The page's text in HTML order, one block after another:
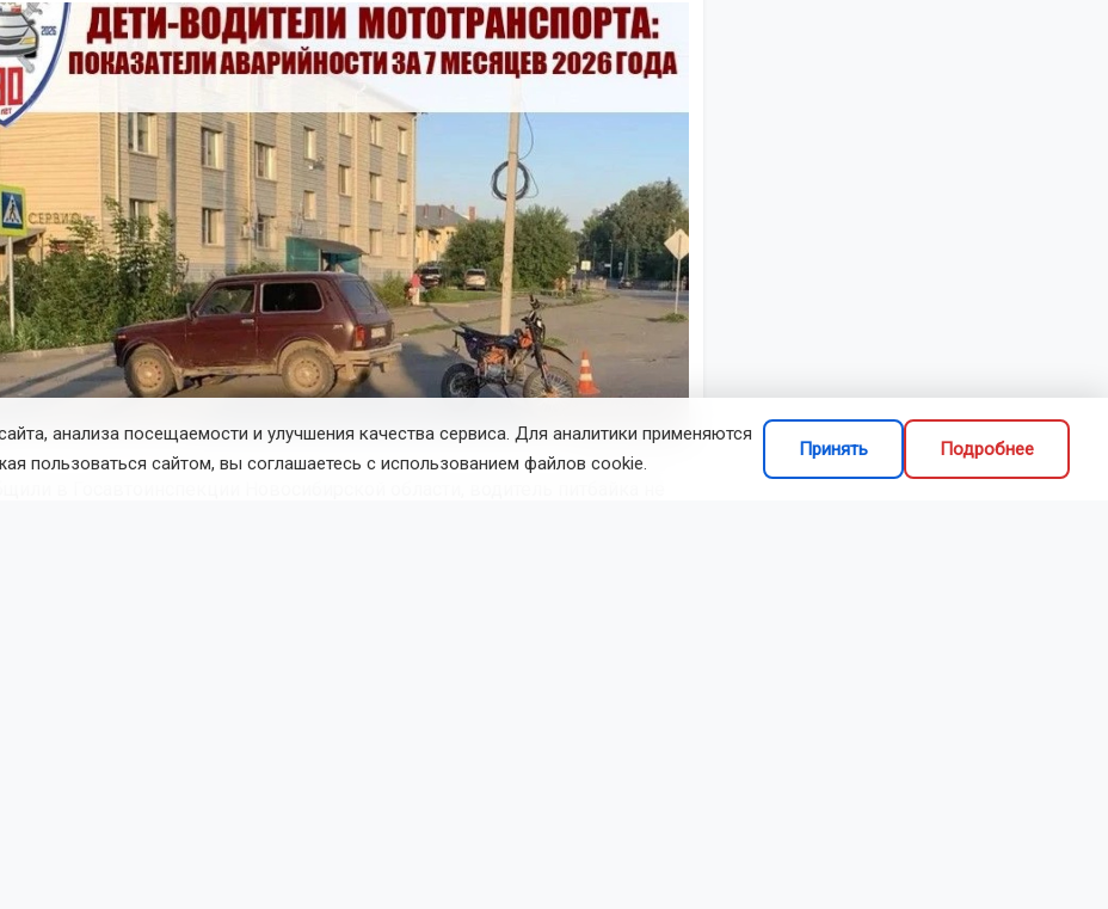
Фото: ГАИ НСО
анализа посещаемости и улучшения качества сервиса. Для аналитики применяются
пользоваться сайтом, вы соглашаетесь с использованием файлов cookie.
Принять Подробнее